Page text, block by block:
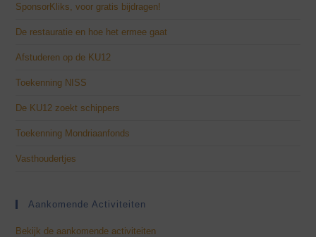
SponsorKliks, voor gratis bijdragen!
De restauratie en hoe het ermee gaat
Afstuderen op de KU12
Toekenning NISS
De KU12 zoekt schippers
Toekenning Mondriaanfonds
Vasthoudertjes
Aankomende Activiteiten
Bekijk de aankomende activiteiten